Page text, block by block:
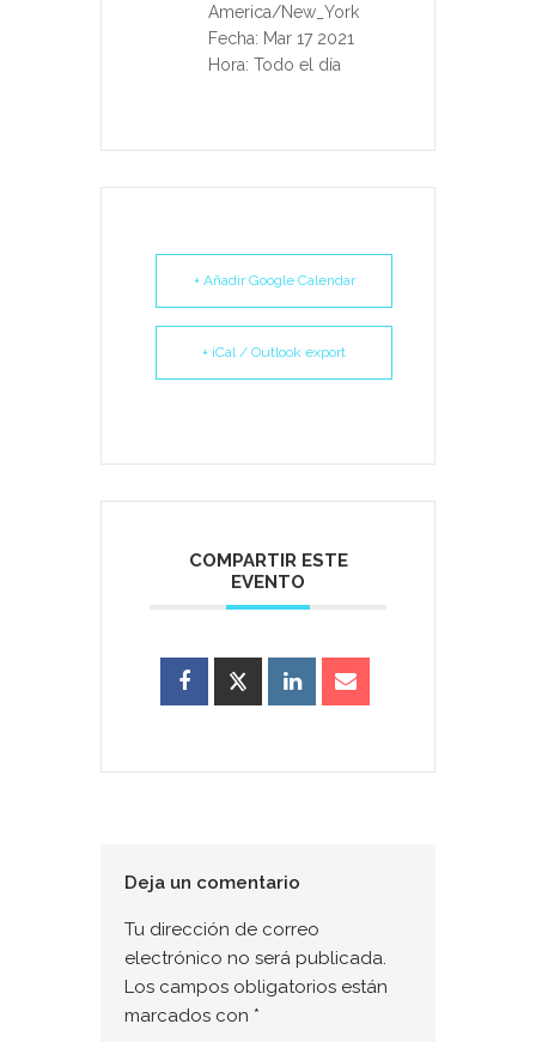
America/New_York
Fecha: Mar 17 2021
Hora: Todo el día
+ Añadir Google Calendar
+ iCal / Outlook export
COMPARTIR ESTE
EVENTO
Deja un comentario
Tu dirección de correo
electrónico no será publicada.
Los campos obligatorios están
marcados con *